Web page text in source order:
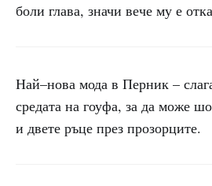
боли глава, значи вече му е
Най–нова мода в Перник –
средата на гоуфа, за да може
и двете ръце през прозорците.